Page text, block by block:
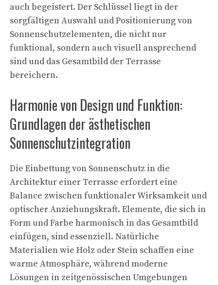
auch begeistert. Der Schlüssel liegt in der
sorgfältigen Auswahl und Positionierung von
Sonnenschutzelementen, die nicht nur
funktional, sondern auch visuell ansprechend
sind und das Gesamtbild der Terrasse
bereichern.
Harmonie von Design und Funktion:
Grundlagen der ästhetischen
Sonnenschutzintegration
Die Einbettung von Sonnenschutz in die
Architektur einer Terrasse erfordert eine
Balance zwischen funktionaler Wirksamkeit und
optischer Anziehungskraft. Elemente, die sich in
Form und Farbe harmonisch in das Gesamtbild
einfügen, sind essenziell. Natürliche
Materialien wie Holz oder Stein schaffen eine
warme Atmosphäre, während moderne
Lösungen in zeitgenössischen Umgebungen